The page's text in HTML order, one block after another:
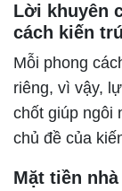
Lời khuyên
cách kiến
Mỗi phong
riêng, vì vậy,
chốt giúp ngôi
chủ đề của
Mặt tiền